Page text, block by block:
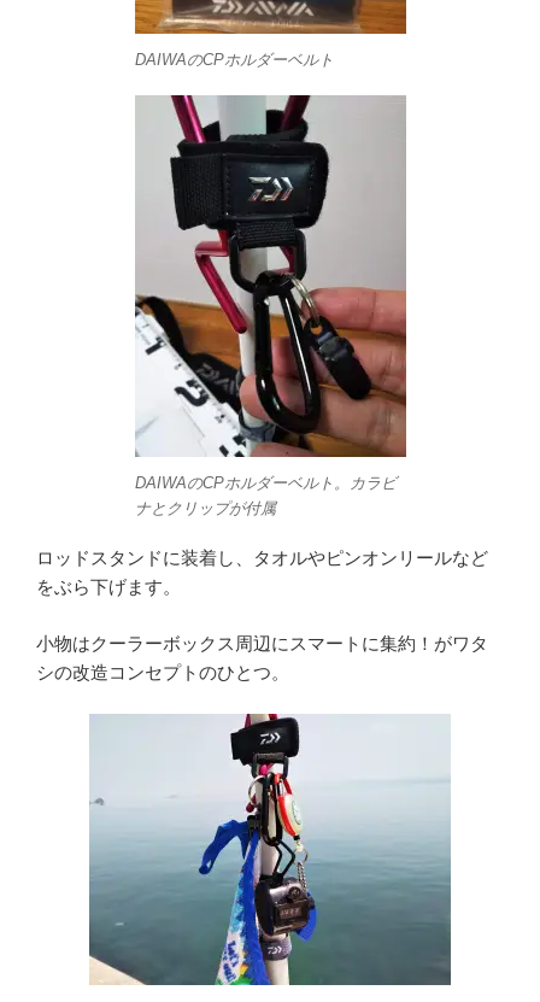
DAIWAのCPホルダーベルト
DAIWAのCPホルダーベルト。カラビ
ナとクリップが付属
ロッドスタンドに装着し、タオルやピンオンリールなど
をぶら下げます。
小物はクーラーボックス周辺にスマートに集約！がワタ
シの改造コンセプトのひとつ。